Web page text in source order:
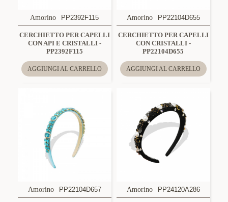
Amorino PP2392F115
CERCHIETTO PER CAPELLI
CON API E CRISTALLI -
PP2392F115
AGGIUNGI AL CARRELLO
Amorino PP22104D655
CERCHIETTO PER CAPELLI
CON CRISTALLI -
PP22104D655
AGGIUNGI AL CARRELLO
Amorino PP22104D657 Amorino PP24120A286